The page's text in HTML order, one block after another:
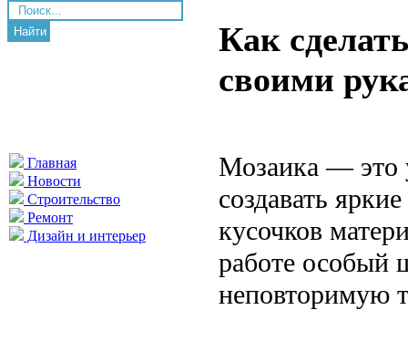
Найти
Главная
Новости
Строительство
Ремонт
Дизайн и интерьер
Как
своими
Мозаика — это
создавать
кусочков
работе особый
неповторимую